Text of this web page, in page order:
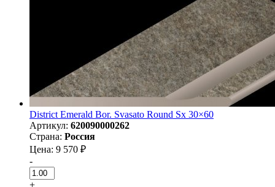
District Emerald Bor. Svasato Round Sx 30×60
Артикул: 620090000262
Страна: Россия
Цена: 9 570 ₽
-
+